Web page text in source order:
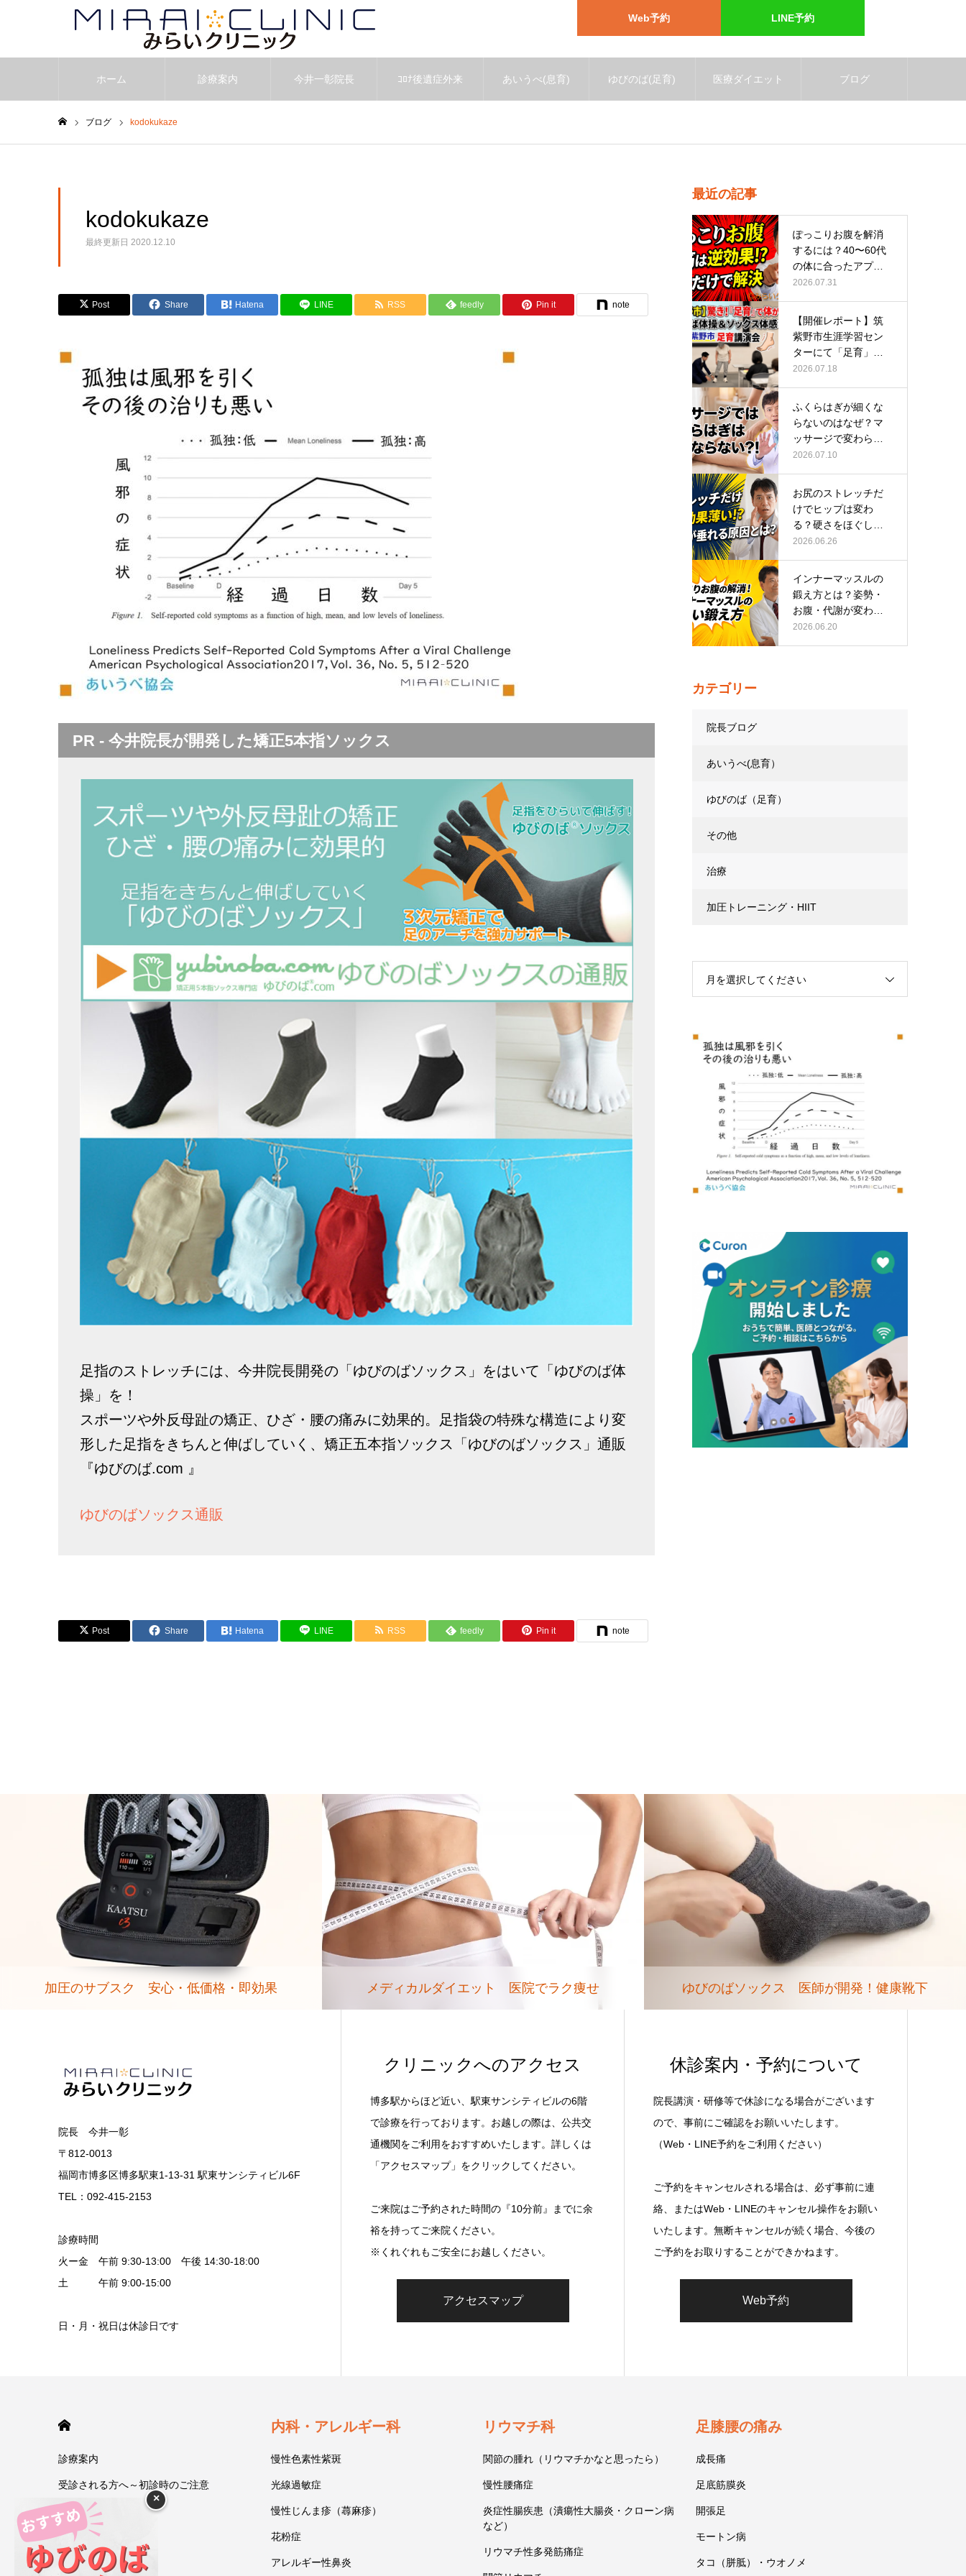
Web予約 LINE予約
ホーム 診療案内 今井一彰院長 ｺﾛﾅ後遺症外来 あいうべ(息育) ゆびのば(足育) 医療ダイエット ブログ
ブログ kodokukaze
kodokukaze
最終更新日 2020.12.10
Post Share Hatena LINE RSS feedly Pin it note
PR - 今井院長が開発した矯正5本指ソックス
足指のストレッチには、今井院長開発の「ゆびのばソックス」をはいて「ゆびのば体
操」を！
スポーツや外反母趾の矯正、ひざ・腰の痛みに効果的。足指袋の特殊な構造により変
形した足指をきちんと伸ばしていく、矯正五本指ソックス「ゆびのばソックス」通販
『ゆびのば.com 』
ゆびのばソックス通販
Post Share Hatena LINE RSS feedly Pin it note
最近の記事
ぽっこりお腹を解消
するには？40〜60代
の体に合ったアプロ
ーチ
2026.07.31
【開催レポート】筑
紫野市生涯学習セン
ターにて「足育」講
演会に登壇し…
2026.07.18
ふくらはぎが細くな
らないのはなぜ？マ
ッサージで変わらな
い根本原因
2026.07.10
お尻のストレッチだ
けでヒップは変わ
る？硬さをほぐして
整える正しい方…
2026.06.26
インナーマッスルの
鍛え方とは？姿勢・
お腹・代謝が変わる
トレーニング…
2026.06.20
カテゴリー
院長ブログ
あいうべ(息育）
ゆびのば（足育）
その他
治療
加圧トレーニング・HIIT
月を選択してください
加圧のサブスク 安心・低価格・即効果 メディカルダイエット 医院でラク痩せ ゆびのばソックス 医師が開発！健康靴下
院長 今井一彰
〒812-0013
福岡市博多区博多駅東1-13-31 駅東サンシティビル6F
TEL：092-415-2153
診療時間
火ー金 午前 9:30-13:00 午後 14:30-18:00
土 午前 9:00-15:00
日・月・祝日は休診日です
クリニックへのアクセス
博多駅からほど近い、駅東サンシティビルの6階
で診療を行っております。お越しの際は、公共交
通機関をご利用をおすすめいたします。詳しくは
「アクセスマップ」をクリックしてください。
ご来院はご予約された時間の『10分前』までに余
裕を持ってご来院ください。
※くれぐれもご安全にお越しください。
アクセスマップ
休診案内・予約について
院長講演・研修等で休診になる場合がございます
ので、事前にご確認をお願いいたします。
（Web・LINE予約をご利用ください）
ご予約をキャンセルされる場合は、必ず事前に連
絡、またはWeb・LINEのキャンセル操作をお願い
いたします。無断キャンセルが続く場合、今後の
ご予約をお取りすることができかねます。
Web予約
診療案内
受診される方へ～初診時のご注意
今井一彰 院長紹介
あいうべ体操
ゆびのば体操
内科・アレルギー科
慢性色素性紫斑
光線過敏症
慢性じんま疹（蕁麻疹）
花粉症
アレルギー性鼻炎
リウマチ科
関節の腫れ（リウマチかなと思ったら）
慢性腰痛症
炎症性腸疾患（潰瘍性大腸炎・クローン病
など）
リウマチ性多発筋痛症
足膝腰の痛み
成長痛
足底筋膜炎
開張足
モートン病
タコ（胼胝）・ウオノメ
×